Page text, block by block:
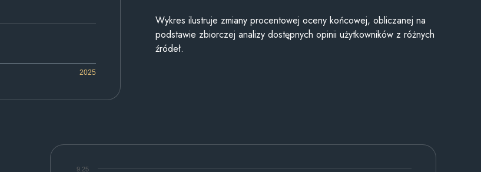
2025
Wykres ilustruje zmiany procentowej oceny końcowej, obliczanej na
podstawie zbiorczej analizy dostępnych opinii użytkowników z różnych
źródeł.
9.25